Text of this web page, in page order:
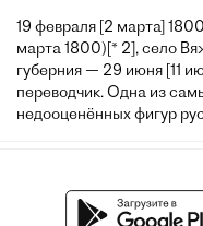
19 февраля [2 марта]
марта 1800)[* 2], село
губерния — 29 июня [11
переводчик. Одна из
недооценённых фигур